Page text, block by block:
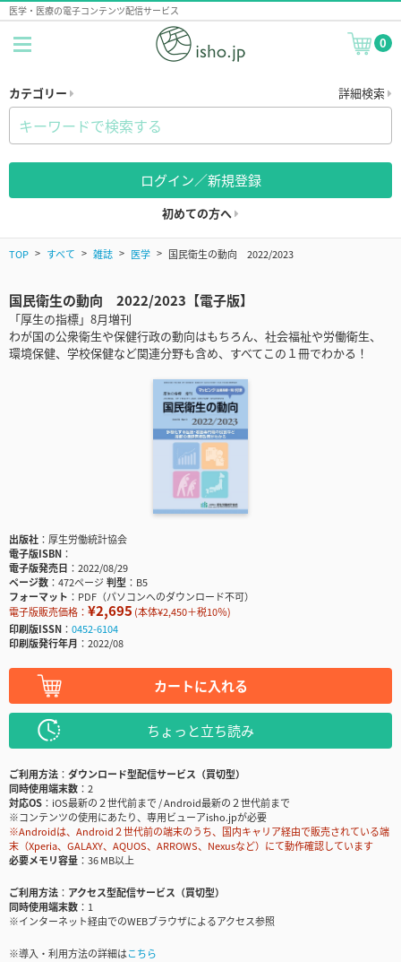
医学・医療の電子コンテンツ配信サービス
0
カテゴリー 詳細検索
ログイン／新規登録
初めての方へ
TOP すべて 雑誌 医学 国民衛生の動向 2022/2023
国民衛生の動向 2022/2023【電子版】
「厚生の指標」8月増刊
わが国の公衆衛生や保健行政の動向はもちろん、社会福祉や労働衛生、
環境保健、学校保健など関連分野も含め、すべてこの１冊でわかる！
出版社
厚生労働統計協会
電子版ISBN
電子版発売日
2022/08/29
ページ数
472ページ判型
B5
フォーマット
PDF（パソコンへのダウンロード不可）
電子版販売価格： ¥2,695 (本体¥2,450＋税10％)
印刷版ISSN
0452-6104
印刷版発行年月
2022/08
カートに入れる
ちょっと立ち読み
ご利用方法
ダウンロード型配信サービス（買切型）
同時使用端末数
2
対応OS
iOS最新の２世代前まで / Android最新の２世代前まで
※コンテンツの使用にあたり、専用ビューアisho.jpが必要
※Androidは、Android２世代前の端末のうち、国内キャリア経由で販売されている端
末（Xperia、GALAXY、AQUOS、ARROWS、Nexusなど）にて動作確認しています
必要メモリ容量
36 MB以上
ご利用方法
アクセス型配信サービス（買切型）
同時使用端末数
1
※インターネット経由でのWEBブラウザによるアクセス参照
※導入・利用方法の詳細はこちら